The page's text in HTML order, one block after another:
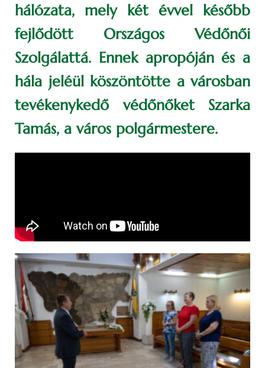
hálózata, mely két évvel később
fejlődött Országos Védőnői
Szolgálattá. Ennek apropóján és a
hála jeléül köszöntötte a városban
tevékenykedő védőnőket Szarka
Tamás, a város polgármestere.